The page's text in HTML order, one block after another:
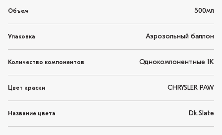
Объем 500мл
Упаковка Аэрозольный баллон
Количество компонентов Однокомпонентные 1K
Цвет краски CHRYSLER PAW
Название цвета Dk.Slate